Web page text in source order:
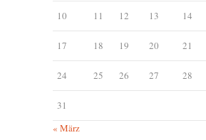
10 11 12 13 14
17 18 19 20 21
24 25 26 27 28
31
« März